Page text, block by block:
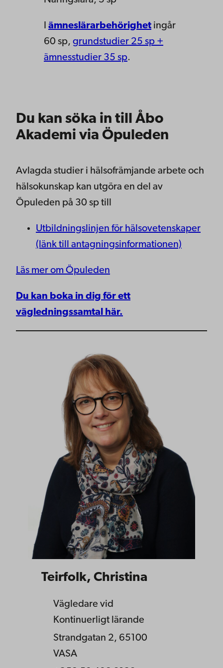
I ämneslärarbehörighet ingår
60 sp, grundstudier 25 sp +
ämnesstudier 35 sp.
Du kan söka in till Åbo
Akademi via Öpuleden
Avlagda studier i hälsofrämjande arbete och
hälsokunskap kan utgöra en del av
Öpuleden på 30 sp till
Utbildningslinjen för hälsovetenskaper
(länk till antagningsinformationen)
Läs mer om Öpuleden
Du kan boka in dig för ett
vägledningssamtal här.
Teirfolk, Christina
Vägledare vid
Kontinuerligt lärande
Strandgatan 2, 65100
VASA